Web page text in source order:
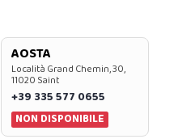
AOSTA
Località Grand Chemin, 30,
11020 Saint
+39 335 577 0655
NON DISPONIBILE